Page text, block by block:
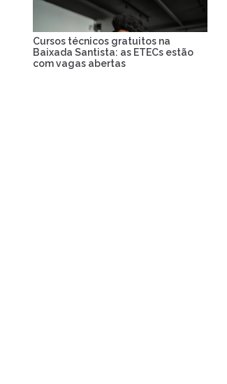
Cursos técnicos gratuitos na
Baixada Santista: as ETECs estão
com vagas abertas